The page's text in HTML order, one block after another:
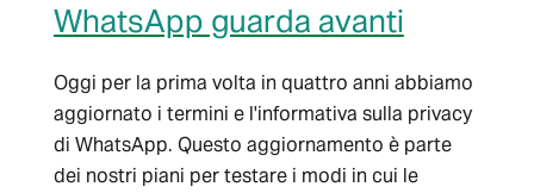
WhatsApp guarda avanti
Oggi per la prima volta in quattro anni abbiamo
aggiornato i termini e l'informativa sulla privacy
di WhatsApp. Questo aggiornamento è parte
dei nostri piani per testare i modi in cui le